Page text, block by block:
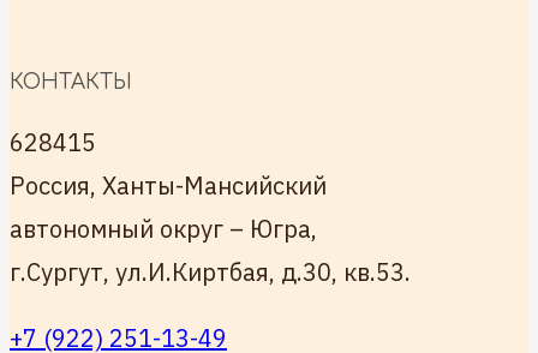
КОНТАКТЫ
628415
Россия, Ханты-Мансийский
автономный округ – Югра,
г.Сургут, ул.И.Киртбая, д.30, кв.53.
+7 (922) 251-13-49